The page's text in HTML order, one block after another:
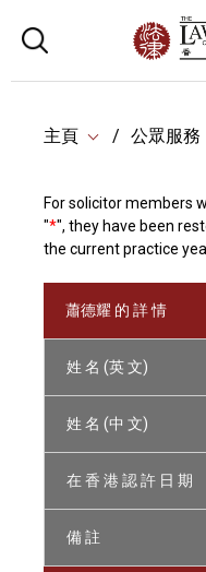
主頁 公眾服務
For solicitor members
"*", they have been
the current practice
蕭德耀 的 詳 情
姓 名 (英 文)
姓 名 (中 文)
在 香 港 認 許 日 期
備 註